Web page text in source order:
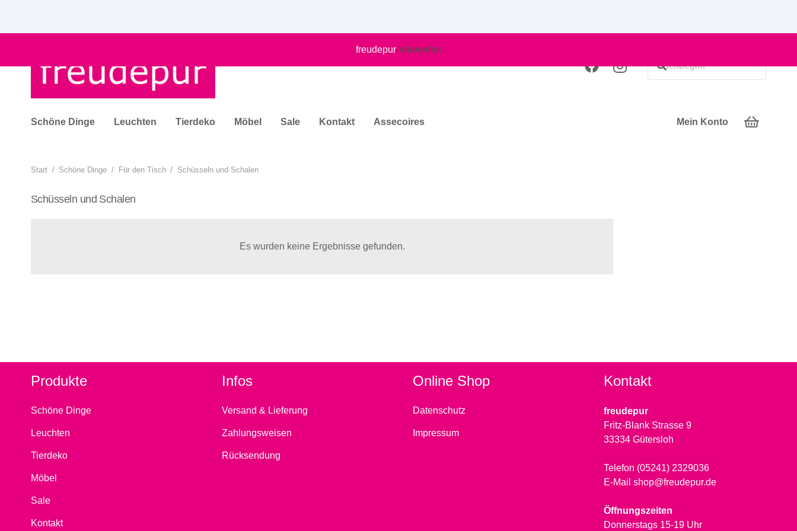
freudepur Verwerfen
Schöne Dinge Leuchten Tierdeko Möbel Sale Kontakt Assecoires Mein Konto
Start / Schöne Dinge / Für den Tisch / Schüsseln und Schalen
Schüsseln und Schalen
Es wurden keine Ergebnisse gefunden.
Produkte
Schöne Dinge
Leuchten
Tierdeko
Möbel
Sale
Kontakt
Infos
Versand & Lieferung
Zahlungsweisen
Rücksendung
Online Shop
Datenschutz
Impressum
Kontakt
freudepur
Fritz-Blank Strasse 9
33334 Gütersloh
Telefon (05241) 2329036
E-Mail shop@freudepur.de
Öffnungszeiten
Donnerstags 15-19 Uhr